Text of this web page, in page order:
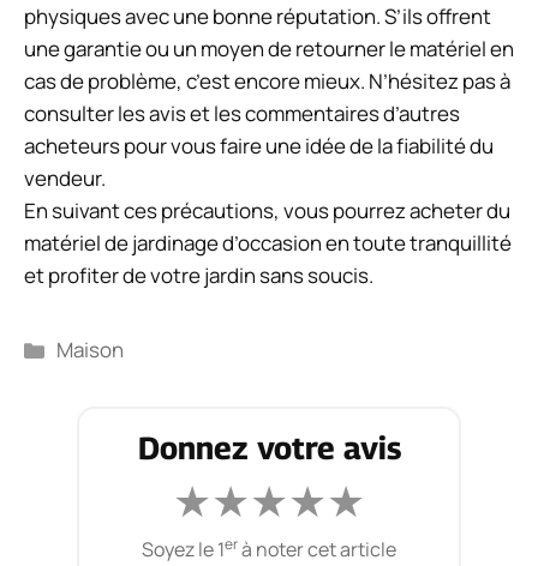
physiques avec une bonne réputation. S’ils offrent
une garantie ou un moyen de retourner le matériel en
cas de problème, c’est encore mieux. N’hésitez pas à
consulter les avis et les commentaires d’autres
acheteurs pour vous faire une idée de la fiabilité du
vendeur.
En suivant ces précautions, vous pourrez acheter du
matériel de jardinage d’occasion en toute tranquillité
et profiter de votre jardin sans soucis.
Catégories
Maison
Donnez votre avis
★★★★★
Soyez le 1erà noter cet article